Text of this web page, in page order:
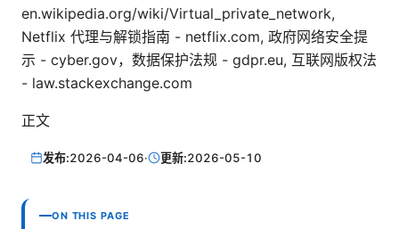
en.wikipedia.org/wiki/Virtual_private_network,
Netflix 代理与解锁指南 - netflix.com, 政府网络安全提
示 - cyber.gov，数据保护法规 - gdpr.eu, 互联网版权法
- law.stackexchange.com
正文
发布:2026-04-06· 更新:2026-05-10
ON THIS PAGE